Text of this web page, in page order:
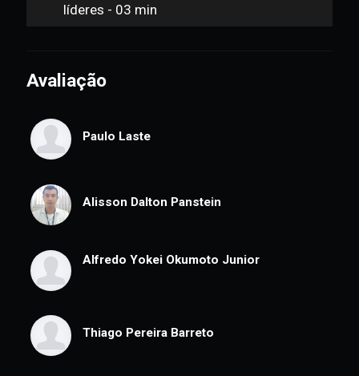
03 min
02 min
líderes - 03 min
Avaliação
Alisson Dalton Panstein